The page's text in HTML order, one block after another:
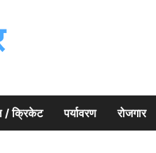
/ क्रिकेट पर्यावरण रोजगार